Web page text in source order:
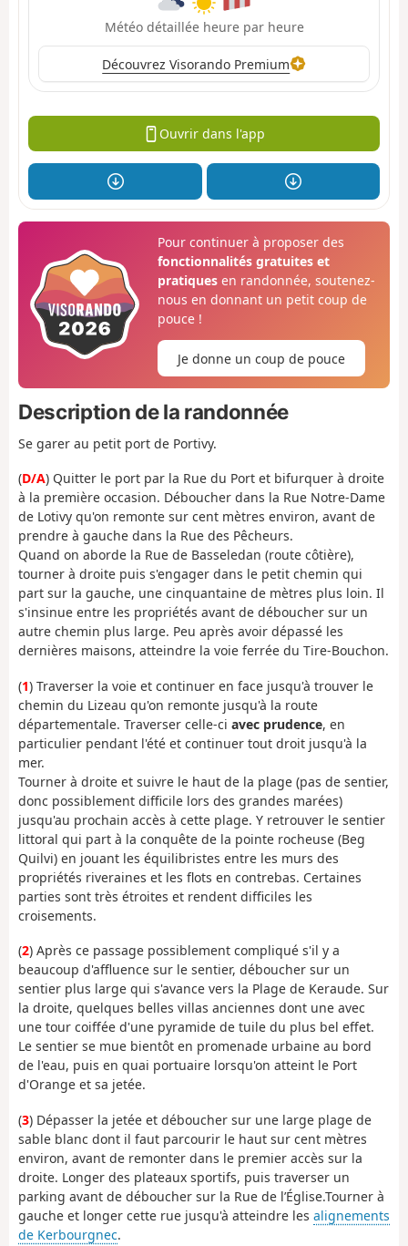
Météo détaillée heure par heure
Découvrez Visorando Premium
Ouvrir dans l'app
Pour continuer à proposer des
fonctionnalités gratuites et
pratiquesen randonnée, soutenez-
nous en donnant un petit coup de
pouce !
Je donne un coup de pouce
Description de la randonnée
Se garer au petit port de Portivy.
(D/A) Quitter le port par la Rue du Port et bifurquer à droite
à la première occasion. Déboucher dans la Rue Notre-Dame
de Lotivy qu'on remonte sur cent mètres environ, avant de
prendre à gauche dans la Rue des Pêcheurs.
Quand on aborde la Rue de Basseledan (route côtière),
tourner à droite puis s'engager dans le petit chemin qui
part sur la gauche, une cinquantaine de mètres plus loin. Il
s'insinue entre les propriétés avant de déboucher sur un
autre chemin plus large. Peu après avoir dépassé les
dernières maisons, atteindre la voie ferrée du Tire-Bouchon.
(1) Traverser la voie et continuer en face jusqu'à trouver le
chemin du Lizeau qu'on remonte jusqu'à la route
départementale. Traverser celle-ci avec prudence, en
particulier pendant l'été et continuer tout droit jusqu'à la
mer.
Tourner à droite et suivre le haut de la plage (pas de sentier,
donc possiblement difficile lors des grandes marées)
jusqu'au prochain accès à cette plage. Y retrouver le sentier
littoral qui part à la conquête de la pointe rocheuse (Beg
Quilvi) en jouant les équilibristes entre les murs des
propriétés riveraines et les flots en contrebas. Certaines
parties sont très étroites et rendent difficiles les
croisements.
(2) Après ce passage possiblement compliqué s'il y a
beaucoup d'affluence sur le sentier, déboucher sur un
sentier plus large qui s'avance vers la Plage de Keraude. Sur
la droite, quelques belles villas anciennes dont une avec
une tour coiffée d'une pyramide de tuile du plus bel effet.
Le sentier se mue bientôt en promenade urbaine au bord
de l'eau, puis en quai portuaire lorsqu'on atteint le Port
d'Orange et sa jetée.
(3) Dépasser la jetée et déboucher sur une large plage de
sable blanc dont il faut parcourir le haut sur cent mètres
environ, avant de remonter dans le premier accès sur la
droite. Longer des plateaux sportifs, puis traverser un
parking avant de déboucher sur la Rue de l’Église.Tourner à
gauche et longer cette rue jusqu'à atteindre les alignements
de Kerbourgnec.